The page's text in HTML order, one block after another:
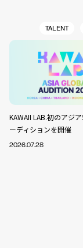
TALENT
KAWAII LAB.初のアジ
ーディションを開催
2026.07.28